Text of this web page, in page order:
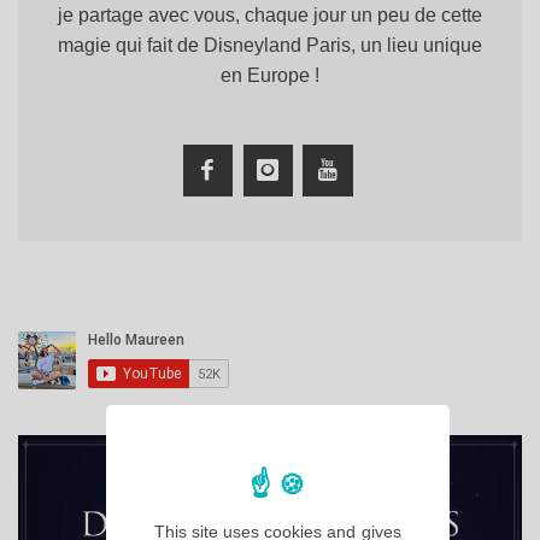
je partage avec vous, chaque jour un peu de cette
magie qui fait de Disneyland Paris, un lieu unique
en Europe !
This site uses cookies and gives